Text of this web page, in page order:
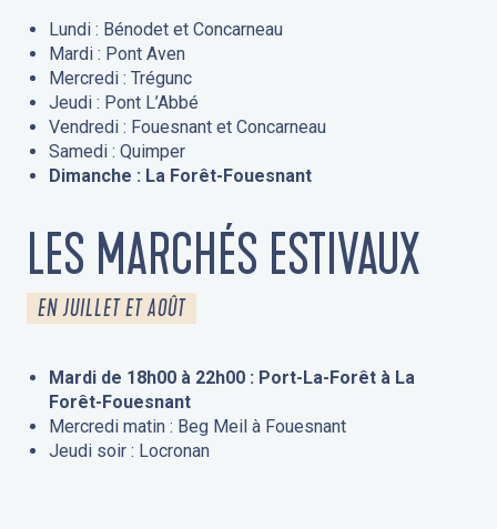
Lundi : Bénodet et Concarneau
Mardi : Pont Aven
Mercredi : Trégunc
Jeudi : Pont L’Abbé
Vendredi : Fouesnant et Concarneau
Samedi : Quimper
Dimanche : La Forêt-Fouesnant
LES MARCHÉS ESTIVAUX
EN JUILLET ET AOÛT
Mardi de 18h00 à 22h00 : Port-La-Forêt à La
Forêt-Fouesnant
Mercredi matin : Beg Meil à Fouesnant
Jeudi soir : Locronan